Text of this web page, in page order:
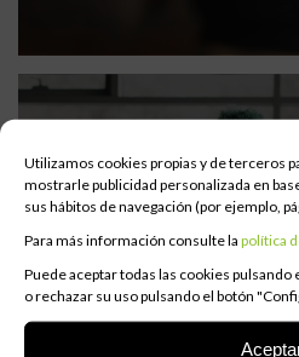
Utilizamos cookies propias y de terceros
mostrarle publicidad personalizada en
sus hábitos de navegación (por ejemplo,
Para más información consulte la política
Puede aceptar todas las cookies
o rechazar su uso pulsando el botón